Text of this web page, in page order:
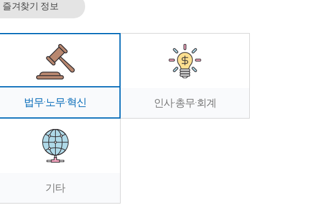
즐겨찾기 정보
법무·노무·혁신 인사·총무·회계
기타